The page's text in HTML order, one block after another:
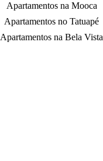
Apartamentos na Mooca
Apartamentos no Tatuapé
Apartamentos na Bela Vista